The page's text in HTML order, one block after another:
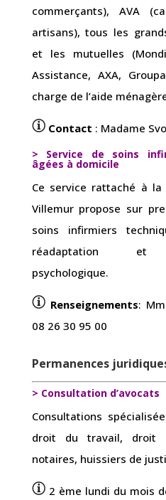
commerçants), AVA
artisans), tous les
et les mutuelles
Assistance, AXA,
charge de l’aide
Contact : Madame
> Service de soins
âgées à domicile
Ce service rattaché à
Villemur propose sur
soins infirmiers
réadaptation et
psychologique.
Renseignements:
08 26 30 95 00
Permanences
> Consultation d’avocats
Consultations
droit du travail, droit
notaires, huissiers de
2 ème lundi du mois